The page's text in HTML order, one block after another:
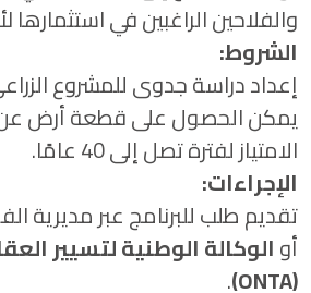
والفلاحين الراغبين في استثمارها
الشروط:
إعداد دراسة جدوى للمشروع
يمكن الحصول على قطعة أرض
الامتياز لفترة تصل إلى 40 عامًا.
الإجراءات:
تقديم طلب للبرنامج عبر مديرية
أوالوكالة الوطنية لتسيير
(ONTA)
.